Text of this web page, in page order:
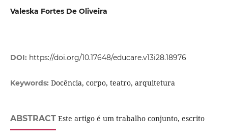
Valeska Fortes De Oliveira
DOI: https://doi.org/10.17648/educare.v13i28.18976
Keywords: Docência, corpo, teatro, arquitetura
ABSTRACTEste artigo é um trabalho conjunto, escrito